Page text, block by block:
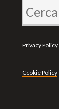
Ricerca
per:
Privacy Policy
Cookie Policy